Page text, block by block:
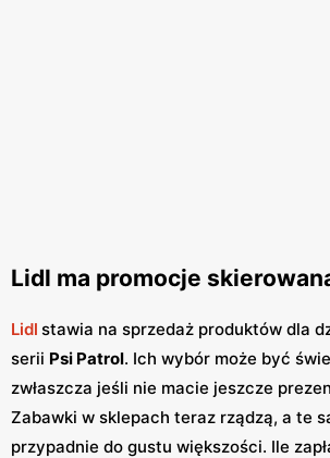
Lidl ma promocje
Lidl stawia na sprzedaż produktów dla
serii Psi Patrol. Ich wybór może być
zwłaszcza jeśli nie macie jeszcze
Zabawki w sklepach teraz rządzą, a te
przypadnie do gustu większości. Ile